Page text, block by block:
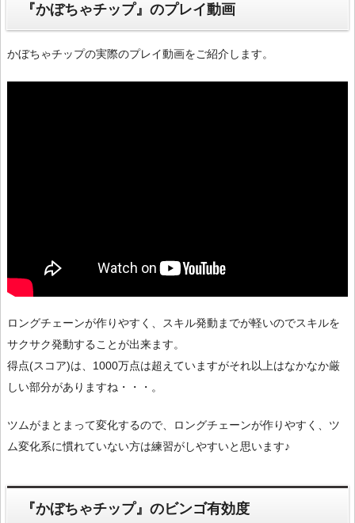
『かぼちゃチップ』のプレイ動画
かぼちゃチップの実際のプレイ動画をご紹介します。
ロングチェーンが作りやすく、スキル発動までが軽いのでスキルを
サクサク発動することが出来ます。
得点(スコア)は、1000万点は超えていますがそれ以上はなかなか厳
しい部分がありますね・・・。
ツムがまとまって変化するので、ロングチェーンが作りやすく、ツ
ム変化系に慣れていない方は練習がしやすいと思います♪
『かぼちゃチップ』のビンゴ有効度